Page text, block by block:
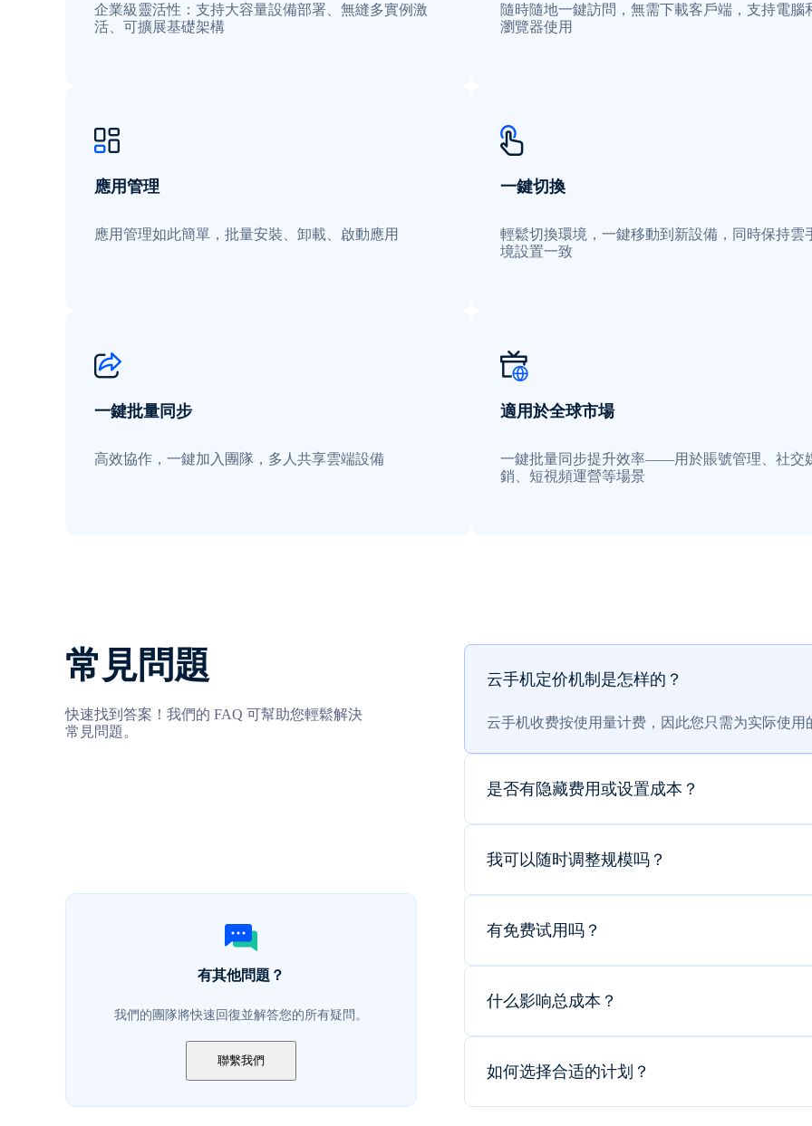
企業級靈活性：支持大容量設備部署、無縫多實例激
活、可擴展基礎架構
隨時隨地一鍵訪問，無需下載客戶端，支持電腦
瀏覽器使用
應用管理
應用管理如此簡單，批量安裝、卸載、啟動應用
一鍵切換
輕鬆切換環境，一鍵移動到新設備，同時保持雲
境設置一致
一鍵批量同步
高效協作，一鍵加入團隊，多人共享雲端設備
適用於全球市場
一鍵批量同步提升效率——用於賬號管理、社交
銷、短視頻運營等場景
常見問題
快速找到答案！我們的 FAQ 可幫助您輕鬆解決
常見問題。
有其他問題？
我們的團隊將快速回復並解答您的所有疑問。
聯繫我們
云手机定价机制是怎样的？
云手机收费按使用量计费，因此您只需为实际使
是否有隐藏费用或设置成本？
我可以随时调整规模吗？
有免费试用吗？
什么影响总成本？
如何选择合适的计划？